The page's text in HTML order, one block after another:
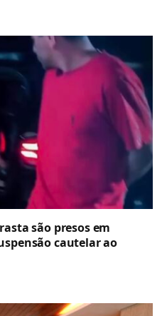
são presos em
cautelar ao